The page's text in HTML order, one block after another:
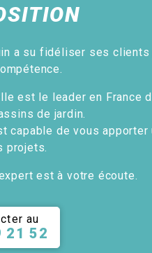
a su fidéliser ses clients
est le leader en France
de jardin.
capable de vous apporter
projets.
est à votre écoute.
au
21 52